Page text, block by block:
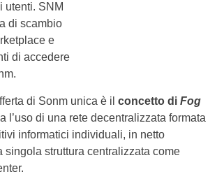
utenti. SNM
di scambio
e
di accedere
di Sonm unica è il concetto di Fog
l’uso di una rete decentralizzata formata
informatici individuali, in netto
singola struttura centralizzata come